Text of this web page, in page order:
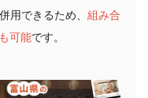
用できるため、 組み合
可能です。